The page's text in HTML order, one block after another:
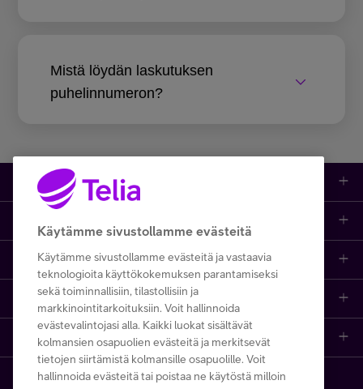
Mistä löydän laskutuksen
puhelinnumeron?
Kauppa
Puhelinliittymät
Mobiililaajakaista
Kodin laajakaista
Prepaid-liittymät
Tarjoukset
Samsung S26
Viaplay
Asiakastuki netissä
Etsi apua ja ohjeita
Tilauksen peruuttaminen
Opi ja inspiroidu
Ota yhteyttä
Asiakaspalvelun yhteystiedot
Asioi kirjautuneena
Telia Finland
Telia yrityksenä
Käytämme sivustollamme evästeitä
Käytämme sivustollamme evästeitä ja vastaavia
teknologioita käyttökokemuksen parantamiseksi
sekä toiminnallisiin, tilastollisiin ja
markkinointitarkoituksiin. Voit hallinnoida
evästevalintojasi alla. Kaikki luokat sisältävät
kolmansien osapuolien evästeitä ja merkitsevät
tietojen siirtämistä kolmansille osapuolille. Voit
hallinnoida evästeitä tai poistaa ne käytöstä milloin